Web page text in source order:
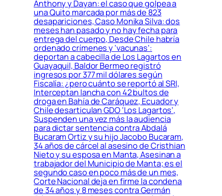
Anthony y Dayan: el caso que golpea a
una Quito marcada por más de 823
desapariciones, Caso Monika Silva: dos
meses han pasado y no hay fecha para
entrega del cuerpo, Desde Chile habría
ordenado crímenes y ‘vacunas’:
deportan a cabecilla de Los Lagartos en
Guayaquil, Baldor Bermeo registró
ingresos por 377 mil dólares según
Fiscalía: ¿pero cuánto se reportó al SRI,
Interceptan lancha con 42 bultos de
droga en Bahía de Caráquez, Ecuador y
Chile desarticulan GDO ‘Los Lagartos’,
Suspenden una vez más la audiencia
para dictar sentencia contra Abdalá
Bucaram Ortiz y su hijo Jacobo Bucaram,
34 años de cárcel al asesino de Cristhian
Nieto y su esposa en Manta, Asesinan a
trabajador del Municipio de Manta; es el
segundo caso en poco más de un mes,
Corte Nacional deja en firme la condena
de 34 años y 8 meses contra Germán